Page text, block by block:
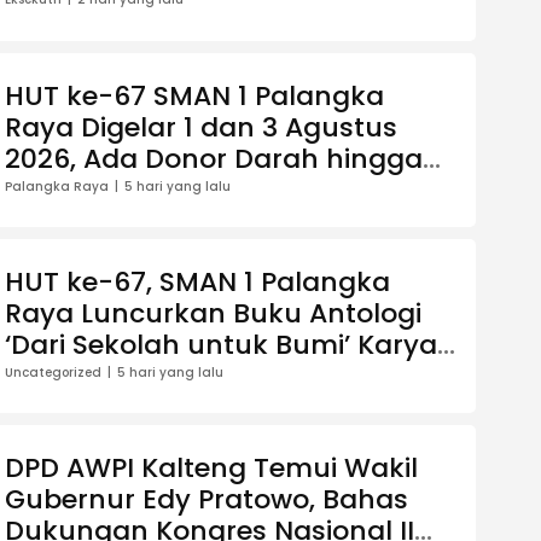
HUT ke-67 SMAN 1 Palangka
Raya Digelar 1 dan 3 Agustus
2026, Ada Donor Darah hingga
Jalan Santai Berhadiah Doorprize
Palangka Raya 5 hari yang lalu
HUT ke-67, SMAN 1 Palangka
Raya Luncurkan Buku Antologi
‘Dari Sekolah untuk Bumi’ Karya
13 Guru
Uncategorized 5 hari yang lalu
DPD AWPI Kalteng Temui Wakil
Gubernur Edy Pratowo, Bahas
Dukungan Kongres Nasional II